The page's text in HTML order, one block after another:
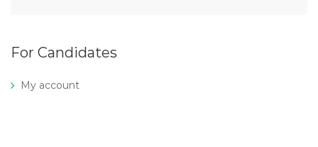
For Candidates
My account